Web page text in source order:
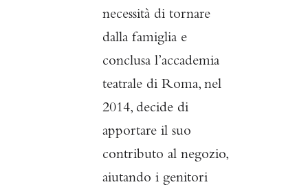
necessità di tornare
dalla famiglia e
conclusa l’accademia
teatrale di Roma, nel
2014, decide di
apportare il suo
contributo al negozio,
aiutando i genitori